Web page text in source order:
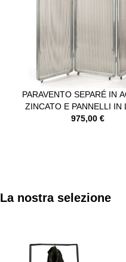
PARAVENTO SEPARÉ IN
ZINCATO E PANNELLI IN
OPACO
975,00 €
La nostra selezione
È possibile navigare tra gli